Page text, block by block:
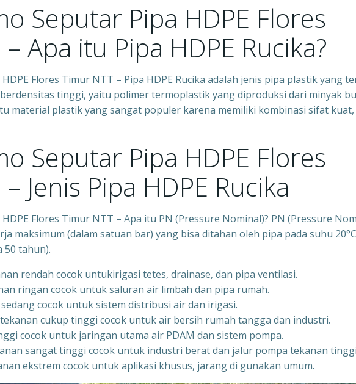
Seputar Pipa HDPE Flores
Apa itu Pipa HDPE Rucika?
Flores Timur NTT – Pipa HDPE Rucika adalah jenis pipa plastik yang
tinggi, yaitu polimer termoplastik yang diproduksi dari minyak
material plastik yang sangat populer karena memiliki kombinasi sifat
Seputar Pipa HDPE Flores
Jenis Pipa HDPE Rucika
Flores Timur NTT – Apa itu PN (Pressure Nominal)? PN (Pressure
maksimum (dalam satuan bar) yang bisa ditahan oleh pipa pada suhu
50 tahun).
rendah cocok untukirigasi tetes, drainase, dan pipa ventilasi.
ringan cocok untuk saluran air limbah dan pipa rumah.
cocok untuk sistem distribusi air dan irigasi.
cukup tinggi cocok untuk air bersih rumah tangga dan industri.
cocok untuk jaringan utama air PDAM dan sistem pompa.
sangat tinggi cocok untuk industri berat dan jalur pompa tekanan
ekstrem cocok untuk aplikasi khusus, jarang di gunakan umum.